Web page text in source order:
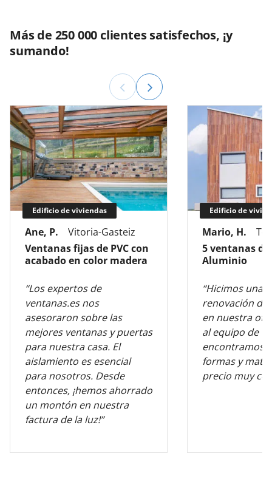
Más de 250 000 clientes satisfechos, ¡y
sumando!
Edificio de viviendas
Ane, P.
Vitoria-Gasteiz
Ventanas fijas de PVC con
acabado en color madera
“Los expertos de
ventanas.es nos
asesoraron sobre las
mejores ventanas y puertas
para nuestra casa. El
aislamiento es esencial
para nosotros. Desde
entonces, ¡hemos ahorrado
un montón en nuestra
factura de la luz!”
Edificio de
Mario, H.
5 ventanas de
Aluminio
“Hicimos una
renovación de
en nuestra
al equipo de
encontramos
formas y
precio muy